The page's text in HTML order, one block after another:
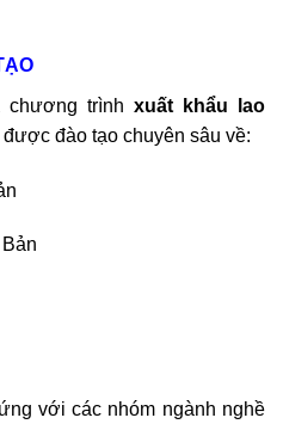
chương trình xuất khẩu lao
đào tạo chuyên sâu về:
với các nhóm ngành nghề